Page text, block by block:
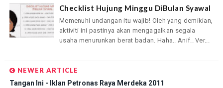
Checklist Hujung Minggu DiBulan Syawal
Memenuhi undangan itu wajib! Oleh yang demikian,
aktiviti ini pastinya akan mengagalkan segala
usaha menurunkan berat badan. Haha.. Anif.. Ver...
NEWER ARTICLE
Tangan Ini - Iklan Petronas Raya Merdeka 2011